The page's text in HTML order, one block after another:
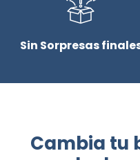
Sin Sorpresas
Cambia tu